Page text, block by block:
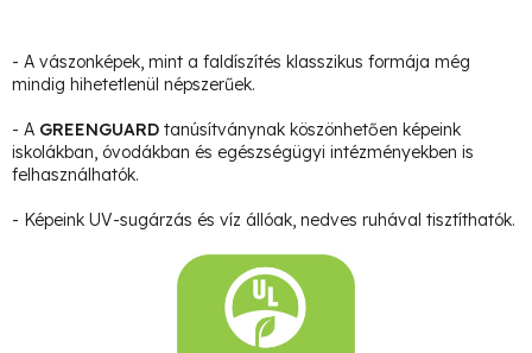
- A vászonképek, mint a faldíszítés klasszikus formája még
mindig hihetetlenül népszerűek.
- A GREENGUARD tanúsítványnak köszönhetően képeink
iskolákban, óvodákban és egészségügyi intézményekben is
felhasználhatók.
- Képeink UV-sugárzás és víz állóak, nedves ruhával tisztíthatók.